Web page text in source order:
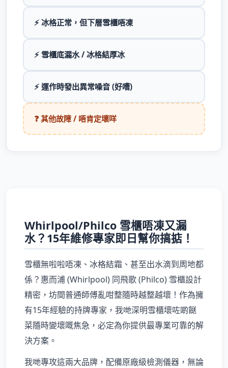
⚡ 冰格正常，但下層雪櫃唔凍
⚡ 雪櫃底漏水 / 冰格結厚冰
⚡ 運作時發出異常噪音 (好嘈)
❓ 其他故障 / 唔肯定壞咩
Whirlpool/Philco 雪櫃唔凍又漏
水？15年維修專家即日幫你搞掂！
雪櫃無啦啦唔凍、冰格結霜、甚至出水滴到周地都
係？惠而浦 (Whirlpool) 同飛歌 (Philco) 雪櫃設計
精密，坊間普通師傅亂咁整隨時越整越壞！作為擁
有15年經驗的持牌專家，我哋深明雪櫃壞咗啲餸
菜隨時變壞嘅焦急，必定為你提供最專業可靠的解
決方案。
我哋專攻這兩大品牌，配備原廠級檢測儀器，無論